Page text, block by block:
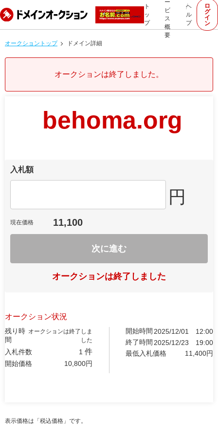
ト
ッ
プ
ー
ビ
ス
概
要
ヘ
ル
プ
ロ
グ
イ
ン
オークショントップ ドメイン詳細
オークションは終了しました。
behoma.org
入札額
円
現在価格 11,100
次に進む
オークションは終了しました
オークション状況
残り時
間
オークションは終了しま
した
入札件数 1 件
開始価格 10,800円
開始時間 2025/12/01
12:00
終了時間 2025/12/23
19:00
最低入札価格
11,400円
表示価格は「税込価格」です。